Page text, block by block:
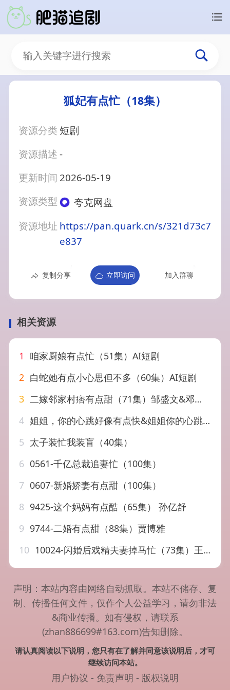
狐妃有点忙（18集）
资源分类 短剧
资源描述-
更新时间 2026-05-19
资源类型
夸克网盘
资源地址 https://pan.quark.cn/s/321d73c7
e837
复制分享 立即访问 加入群聊
相关资源
1
咱家厨娘有点忙（51集）AI短剧
2 白蛇她有点小心思但不多（60集）AI短剧
3 二嫁邻家村痞有点甜（71集）邹盛文&邓昕玥
4 姐姐，你的心跳好像有点快&姐姐你的心跳好像有点快（44集）AI短剧
5 太子装忙我装盲（40集）
6 0561-千亿总裁追妻忙（100集）
7 0607-新婚娇妻有点甜（100集）
8 9425-这个妈妈有点酷（65集） 孙亿舒
9 9744-二婚有点甜（88集）贾博雅
10 10024-闪婚后戏精夫妻掉马忙（73集）王燕飞
声明：本站内容由网络自动抓取。本站不储存、复
制、传播任何文件，仅作个人公益学习，请勿非法
&商业传播。如有侵权，请联系
(zhan886699#163.com)告知删除。
请认真阅读以下说明，您只有在了解并同意该说明后，才可
继续访问本站。
用户协议 - 免责声明 - 版权说明